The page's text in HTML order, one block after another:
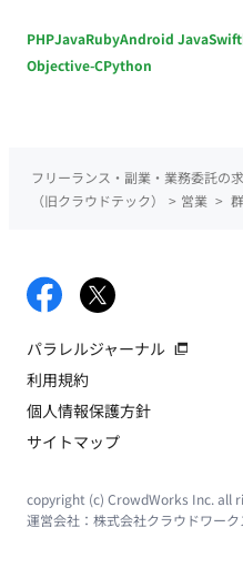
PHPJavaRubyAndroid JavaSwift
Objective-CPython
フリーランス・副業・業務委託の
（旧クラウドテック）
> 営業 >
パラレルジャーナル
利用規約
個人情報保護方針
サイトマップ
copyright (c) CrowdWorks Inc. all
運営会社： 株式会社クラウドワーク